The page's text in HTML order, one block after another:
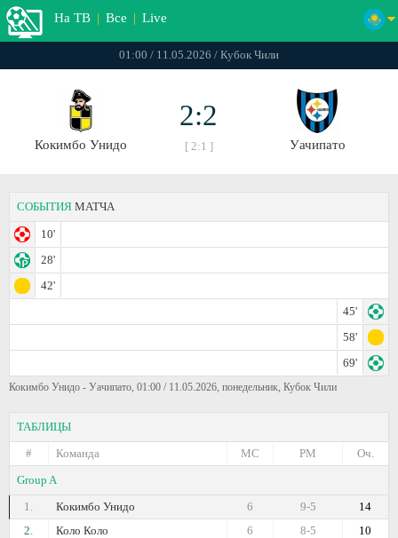
На ТВ | Все | Live
01:00 / 11.05.2026 / Кубок Чили
Кокимбо Унидо
2:2
[ 2:1 ] Уачипато
СОБЫТИЯ МАТЧА
10'
28'
42'
45'
58'
69'
Кокимбо Унидо - Уачипато, 01:00 / 11.05.2026, понедельник, Кубок Чили
ТАБЛИЦЫ
#
Команда Оч.
РМ
МС
Group A
1.
Кокимбо Унидо 14
9-5
6
2.
Коло Коло 10
8-5
6